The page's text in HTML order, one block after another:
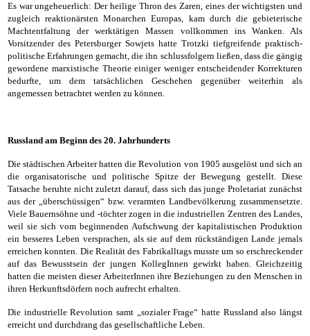
Es war ungeheuerlich: Der heilige Thron des Zaren, eines der wichtigsten und
zugleich reaktionärsten Monarchen Europas, kam durch die gebieterische
Machtentfaltung der werktätigen Massen vollkommen ins Wanken. Als
Vorsitzender des Petersburger Sowjets hatte Trotzki tiefgreifende praktisch-
politische Erfahrungen gemacht, die ihn schlussfolgern ließen, dass die gängig
gewordene marxistische Theorie einiger weniger entscheidender Korrekturen
bedurfte, um dem tatsächlichen Geschehen gegenüber weiterhin als
angemessen betrachtet werden zu können.
Russland am Beginn des 20. Jahrhunderts
Die städtischen Arbeiter hatten die Revolution von 1905 ausgelöst und sich an
die organisatorische und politische Spitze der Bewegung gestellt. Diese
Tatsache beruhte nicht zuletzt darauf, dass sich das junge Proletariat zunächst
aus der „überschüssigen“ bzw. verarmten Landbevölkerung zusammensetzte.
Viele Bauernsöhne und -töchter zogen in die industriellen Zentren des Landes,
weil sie sich vom beginnenden Aufschwung der kapitalistischen Produktion
ein besseres Leben versprachen, als sie auf dem rückständigen Lande jemals
erreichen konnten. Die Realität des Fabrikalltags musste um so erschreckender
auf das Bewusstsein der jungen KollegInnen gewirkt haben. Gleichzeitig
hatten die meisten dieser ArbeiterInnen ihre Beziehungen zu den Menschen in
ihren Herkunftsdörfern noch aufrecht erhalten.
Die industrielle Revolution samt „sozialer Frage“ hatte Russland also längst
erreicht und durchdrang das gesellschaftliche Leben.